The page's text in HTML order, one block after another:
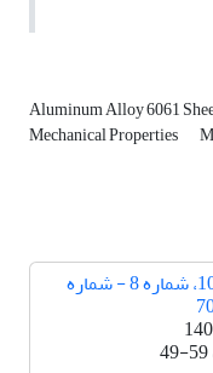
Aluminum Alloy 6061
Mechanical Properties
دوره 10، شماره 8 - شماره
49-59